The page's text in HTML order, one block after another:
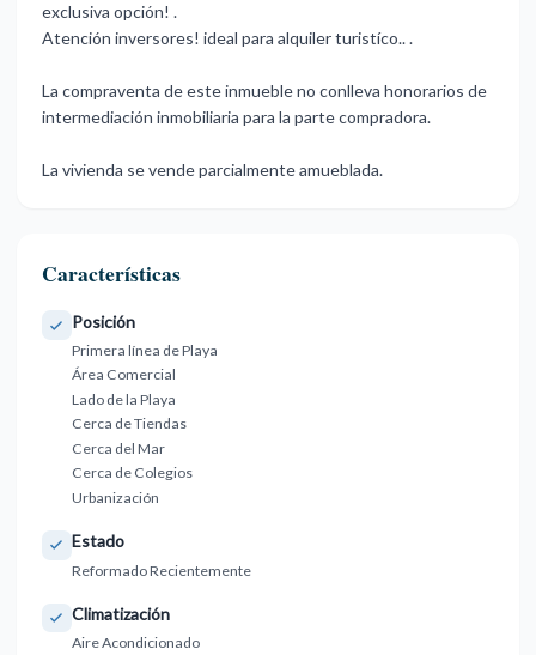
‌exclusiva ‌opción! ‌.
Atención inversores! ‌ideal para alquiler ‌turistíco.. ‌.
La compraventa ‌de ‌este ‌inmueble ‌no conlleva honorarios ‌de
intermediación ‌inmobiliaria para la ‌parte ‌compradora.
La ‌vivienda ‌se ‌vende ‌parcialmente ‌amueblada.
Características
Posición
Primera línea de Playa
Área Comercial
Lado de la Playa
Cerca de Tiendas
Cerca del Mar
Cerca de Colegios
Urbanización
Estado
Reformado Recientemente
Climatización
Aire Acondicionado